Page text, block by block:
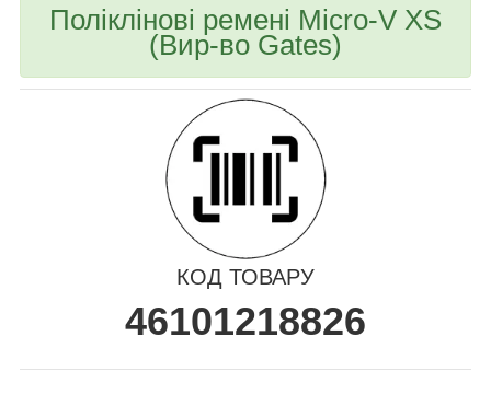
Поліклінові ремені Micro-V XS
(Вир-во Gates)
КОД ТОВАРУ
46101218826